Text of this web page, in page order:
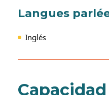
Langues
Inglés
Capacidad